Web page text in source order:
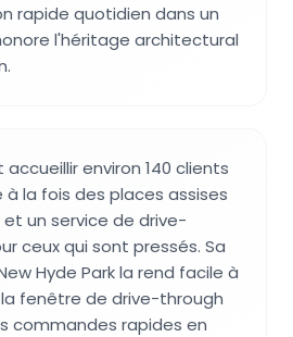
rapide quotidien dans un
l'héritage architectural
accueillir environ 140 clients
la fois des places assises
et un service de drive-
ceux qui sont pressés. Sa
Hyde Park la rend facile à
fenêtre de drive-through
commandes rapides en